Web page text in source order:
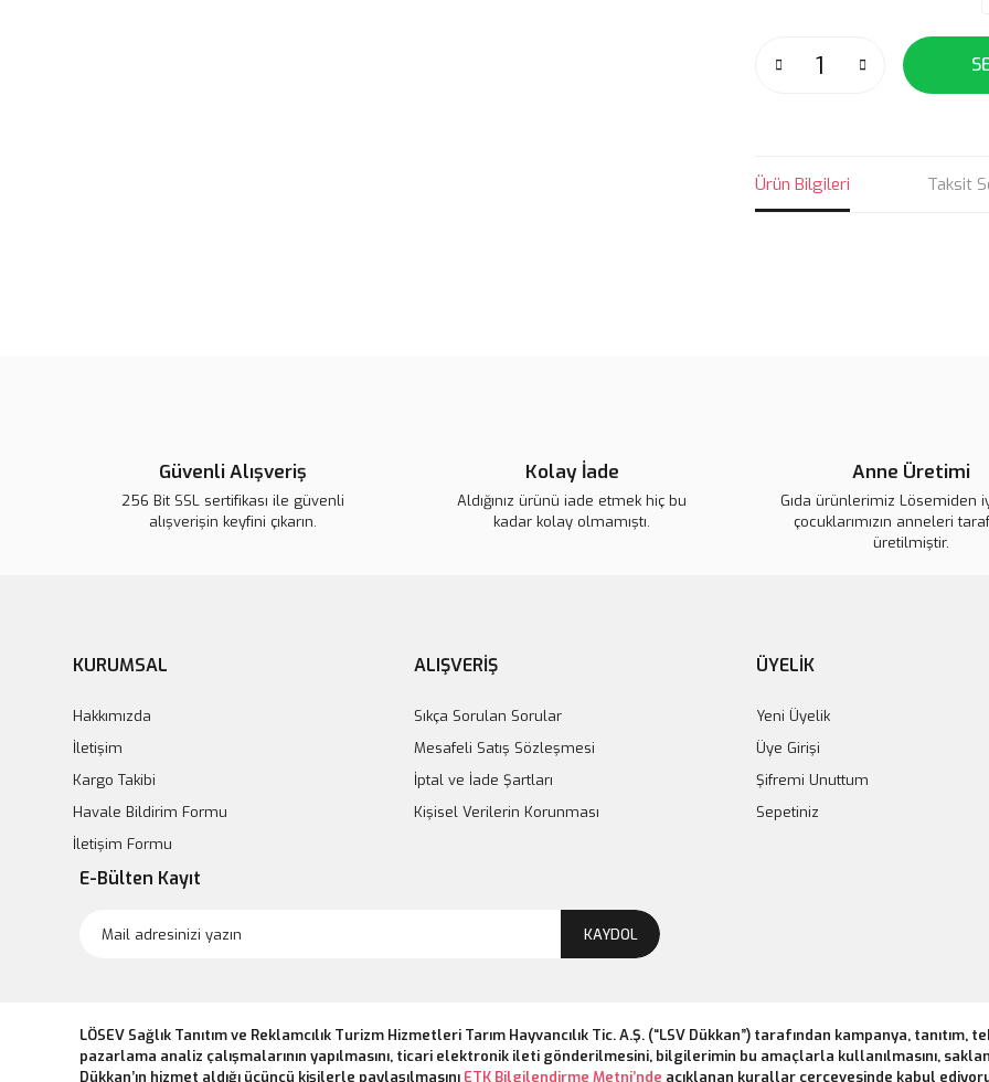
Ürün Bilgileri Taksit
Ürün bilgilerinde hatalar
Ürün fiyatı diğer sitelerden daha
Bu ürüne benzer farklı
Güvenli Alışveriş
256 Bit SSL sertifikası ile güvenli
alışverişin keyfini çıkarın.
Kolay İade
Aldığınız ürünü iade etmek hiç bu
kadar kolay olmamıştı.
Anne Üretimi
Gıda ürünlerimiz Lösemiden
çocuklarımızın anneleri
üretilmiştir.
KURUMSAL
Hakkımızda
İletişim
Kargo Takibi
Havale Bildirim Formu
İletişim Formu
ALIŞVERİŞ
Sıkça Sorulan Sorular
Mesafeli Satış Sözleşmesi
İptal ve İade Şartları
Kişisel Verilerin Korunması
ÜYELİK
Yeni Üyelik
Üye Girişi
Şifremi Unuttum
Sepetiniz
E-Bülten Kayıt
KAYDOL
LÖSEV Sağlık Tanıtım ve Reklamcılık Turizm Hizmetleri Tarım Hayvancılık Tic. A.Ş. (“LSV Dükkan”) tarafından kampanya,
pazarlama analiz çalışmalarının yapılmasını, ticari elektronik ileti gönderilmesini, bilgilerimin bu amaçlarla kullanılmasını,
Dükkan’ın hizmet aldığı üçüncü kişilerle paylaşılmasını ETK Bilgilendirme Metni’nde açıklanan kurallar çerçevesinde kabul